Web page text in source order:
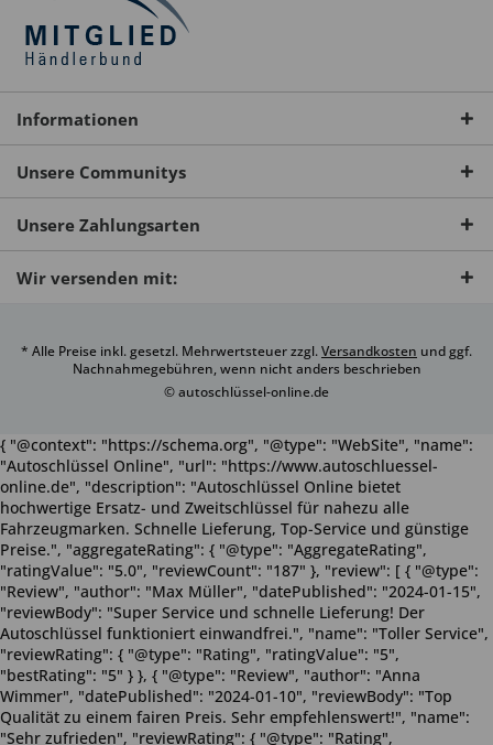
Informationen
Unsere Communitys
Unsere Zahlungsarten
Wir versenden mit:
* Alle Preise inkl. gesetzl. Mehrwertsteuer zzgl.Versandkosten und ggf.
Nachnahmegebühren, wenn nicht anders beschrieben
© autoschlüssel-online.de
{ "@context": "https://schema.org", "@type": "WebSite", "name":
"Autoschlüssel Online", "url": "https://www.autoschluessel-
online.de", "description": "Autoschlüssel Online bietet
hochwertige Ersatz- und Zweitschlüssel für nahezu alle
Fahrzeugmarken. Schnelle Lieferung, Top-Service und günstige
Preise.", "aggregateRating": { "@type": "AggregateRating",
"ratingValue": "5.0", "reviewCount": "187" }, "review": [ { "@type":
"Review", "author": "Max Müller", "datePublished": "2024-01-15",
"reviewBody": "Super Service und schnelle Lieferung! Der
Autoschlüssel funktioniert einwandfrei.", "name": "Toller Service",
"reviewRating": { "@type": "Rating", "ratingValue": "5",
"bestRating": "5" } }, { "@type": "Review", "author": "Anna
Wimmer", "datePublished": "2024-01-10", "reviewBody": "Top
Qualität zu einem fairen Preis. Sehr empfehlenswert!", "name":
"Sehr zufrieden", "reviewRating": { "@type": "Rating",